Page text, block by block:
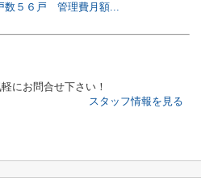
数５６戸 管理費月額...
にお問合せ下さい！
スタッフ情報を見る